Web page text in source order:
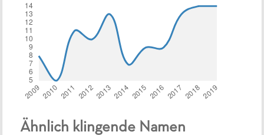
Ähnlich klingende Namen